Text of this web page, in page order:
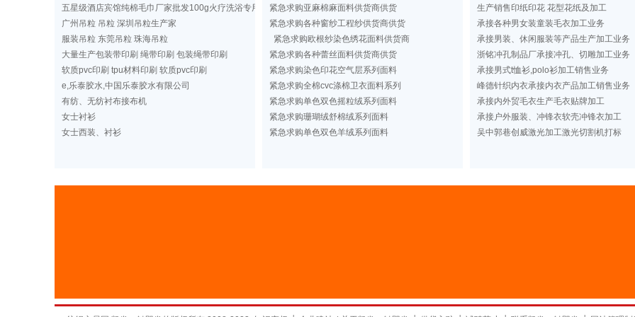
五星级酒店宾馆纯棉毛巾厂家批发100g火疗洗浴专用纯色毛巾定做
广州吊粒 吊粒 深圳吊粒生产家
服装吊粒 东莞吊粒 珠海吊粒
大量生产包装带印刷 绳带印刷 包装绳带印刷
软质pvc印刷 tpu材料印刷 软质pvc印刷
e,乐泰胶水,中国乐泰胶水有限公司
有纺、无纺衬布接布机
女士衬衫
女士西装、衬衫
紧急求购亚麻棉麻面料供货商供货
紧急求购各种窗纱工程纱供货商供货
紧急求购欧根纱染色绣花面料供货商
紧急求购各种蕾丝面料供货商供货
紧急求购染色印花空气层系列面料
紧急求购全棉cvc涤棉卫衣面料系列
紧急求购单色双色摇粒绒系列面料
紧急求购珊瑚绒舒棉绒系列面料
紧急求购单色双色羊绒系列面料
生产销售印纸印花 花型花纸及加工
承接各种男女装童装毛衣加工业务
承接男装、休闲服装等产品生产加工业务
浙铭冲孔制品厂承接冲孔、切雕加工业务
承接男式t恤衫,polo衫加工销售业务
峰德针织内衣承接内衣产品加工销售业务
承接内外贸毛衣生产毛衣贴牌加工
承接户外服装、冲锋衣软壳冲锋衣加工
吴中郭巷创威激光加工激光切割机打标